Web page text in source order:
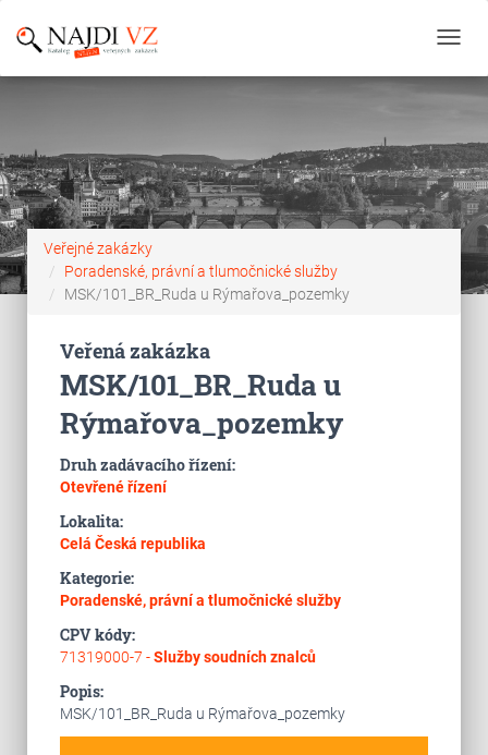
Veřejné zakázky
Poradenské, právní a tlumočnické služby
MSK/101_BR_Ruda u Rýmařova_pozemky
Veřená zakázka
MSK/101_BR_Ruda u
Rýmařova_pozemky
Druh zadávacího řízení:
Otevřené řízení
Lokalita:
Celá Česká republika
Kategorie:
Poradenské, právní a tlumočnické služby
CPV kódy:
71319000-7 -Služby soudních znalců
Popis:
MSK/101_BR_Ruda u Rýmařova_pozemky